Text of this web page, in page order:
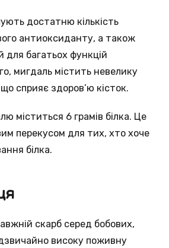
достатню кількість
антиоксиданту, а також
для багатьох функцій
мигдаль містить невелику
що сприяє здоров’ю кісток.
міститься 6 грамів білка. Це
перекусом для тих, хто хоче
білка.
скарб серед бобових,
високу поживну